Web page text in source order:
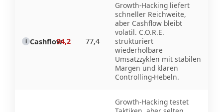
i Cashflow94,2 77,4
Growth-Hacking liefert
schneller Reichweite,
aber Cashflow bleibt
volatil. C.O.R.E.
strukturiert
wiederholbare
Umsatzzyklen mit stabilen
Margen und klaren
Controlling-Hebeln.
Growth-Hacking testet